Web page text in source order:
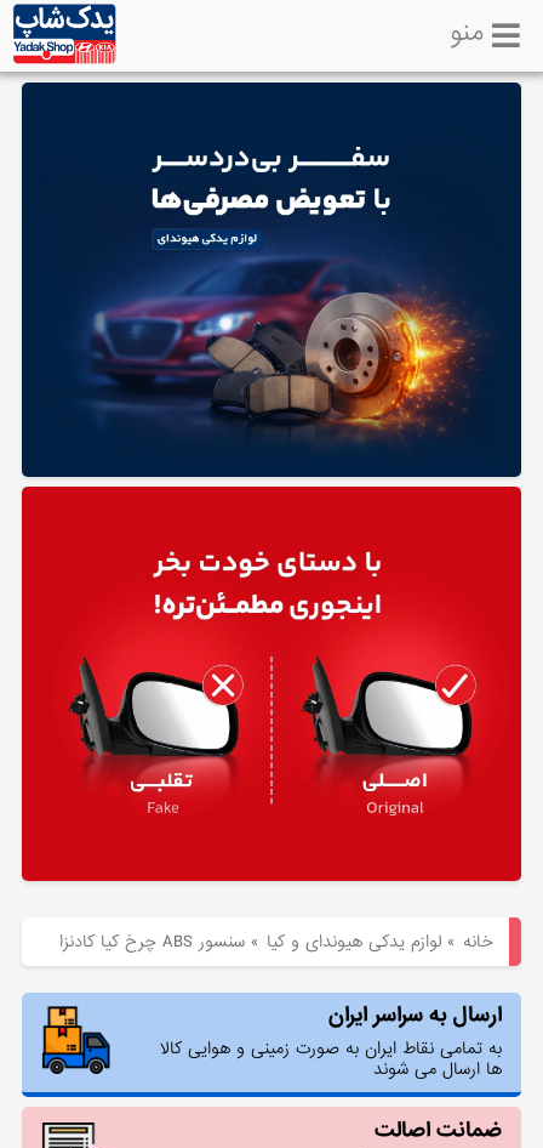
لوازم
منو
خانه »لوازم یدکی هیوندای و کیا »سنسور ABS چرخ کیا کادنزا
ارسال به سراسر ایران
به تمامی نقاط ایران به صورت زمینی و هوایی کالا
ها ارسال می شوند
ضمانت اصالت